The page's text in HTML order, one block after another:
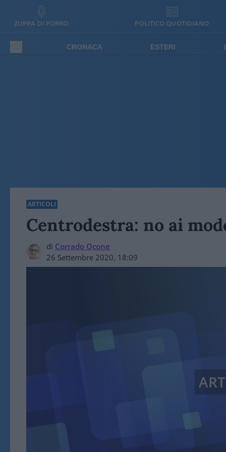
ZUPPA DI PORRO POLITICO QUOTIDIANO
CRONACA ESTERI
ARTICOLI
Centrodestra: no ai
di Corrado Ocone
26 Settembre 2020, 18:09